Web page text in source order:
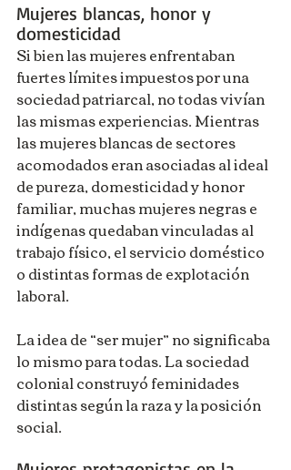
Mujeres blancas, honor y
domesticidad
Si bien las mujeres enfrentaban
fuertes límites impuestos por una
sociedad patriarcal, no todas vivían
las mismas experiencias. Mientras
las mujeres blancas de sectores
acomodados eran asociadas al ideal
de pureza, domesticidad y honor
familiar, muchas mujeres negras e
indígenas quedaban vinculadas al
trabajo físico, el servicio doméstico
o distintas formas de explotación
laboral.
La idea de “ser mujer” no significaba
lo mismo para todas. La sociedad
colonial construyó feminidades
distintas según la raza y la posición
social.